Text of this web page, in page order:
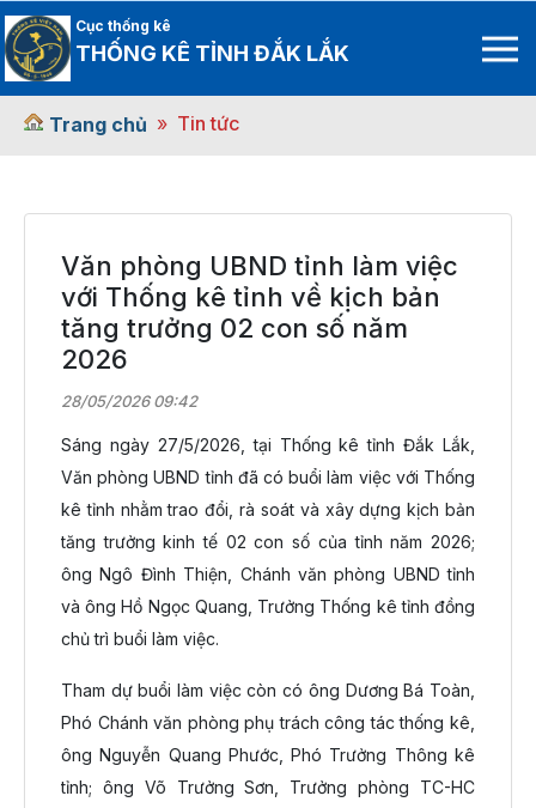
Cục thống kê
THỐNG KÊ TỈNH ĐẮK LẮK
Trang chủ Tin tức
Văn phòng UBND tỉnh làm việc
với Thống kê tỉnh về kịch bản
tăng trưởng 02 con số năm
2026
28/05/2026 09:42
Sáng ngày 27/5/2026, tại Thống kê tỉnh Đắk Lắk,
Văn phòng UBND tỉnh đã có buổi làm việc với Thống
kê tỉnh nhằm trao đổi, rà soát và xây dựng kịch bản
tăng trưởng kinh tế 02 con số của tỉnh năm 2026;
ông Ngô Đình Thiện, Chánh văn phòng UBND tỉnh
và ông Hồ Ngọc Quang, Trưởng Thống kê tỉnh đồng
chủ trì buổi làm việc.
Tham dự buổi làm việc còn có ông Dương Bá Toàn,
Phó Chánh văn phòng phụ trách công tác thống kê,
ông Nguyễn Quang Phước, Phó Trưởng Thông kê
tỉnh; ông Võ Trưởng Sơn, Trưởng phòng TC-HC